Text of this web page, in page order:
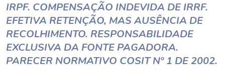
IRPF. COMPENSAÇÃO INDEVIDA DE IRRF.
EFETIVA RETENÇÃO, MAS AUSÊNCIA DE
RECOLHIMENTO. RESPONSABILIDADE
EXCLUSIVA DA FONTE PAGADORA.
PARECER NORMATIVO COSIT Nº 1 DE 2002.